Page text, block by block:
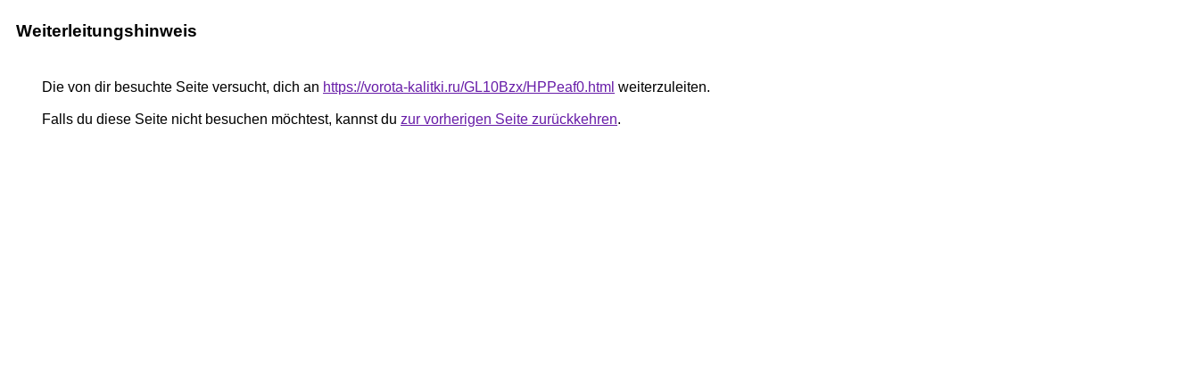
Weiterleitungshinweis
Die von dir besuchte Seite versucht, dich an https://vorota-kalitki.ru/GL10Bzx/HPPeaf0.html weiterzuleiten.
Falls du diese Seite nicht besuchen möchtest, kannst du zur vorherigen Seite zurückkehren.